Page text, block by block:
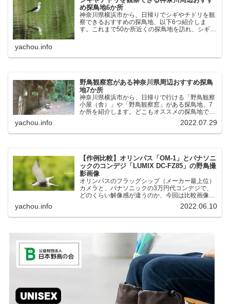
め探鳥地6か所
神奈川県横浜市から、日帰りでシギやチドリを観
察できるおすすめの探鳥地、以下6つ紹介しま
す。これまで50か所近くの探鳥地を訪れ、シギや
yachou.info
野鳥観察窓がある神奈川県周辺おすすめ探鳥
地7か所
神奈川県横浜市から、日帰りで行ける「野鳥観察
小屋（舎）」や「野鳥観察窓」がある探鳥地、7
か所を紹介します。どこもオススメの探鳥地で
す。実際に訪れてみると、野山にいる野鳥、海や
湖にいる野鳥それぞれ違う観察になりました。街
中にあり、電車で行ける...
yachou.info 2022.07.29
【作例比較】オリンパス「OM-1」とパナソニ
ックのコンデジ「LUMIX DC-FZ85」の野鳥撮
影画像
オリンパスのフラッグシップ（メーカー最上位）
カメラと、パナソニックの3万円代コンデジで、
どのくらい解像感が違うのか、今回は比較画像を
紹介します。私はコンデジを愛用しているのです
が、相棒がオリンパス「OM-1」を使い始めたと
ころ、同じ被写体で...
yachou.info 2022.06.10